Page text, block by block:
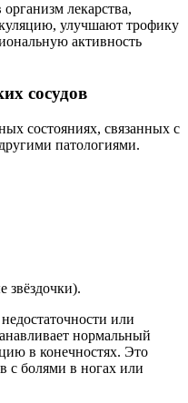
лекарства,
улучшают трофику
активность
сосудов
состояниях, связанных с
патологиями.
звёздочки).
или
нормальный
в конечностях. Это
с болями в ногах или